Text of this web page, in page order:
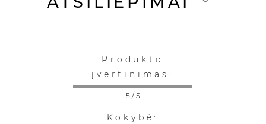
Produkto
įvertinimas:
5 / 5
Kokybė: